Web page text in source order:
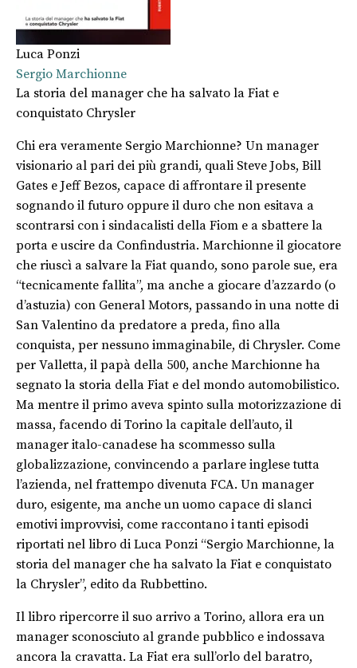
Luca Ponzi
Sergio Marchionne
La storia del manager che ha salvato la Fiat e
conquistato Chrysler
Chi era veramente Sergio Marchionne? Un manager
visionario al pari dei più grandi, quali Steve Jobs, Bill
Gates e Jeff Bezos, capace di affrontare il presente
sognando il futuro oppure il duro che non esitava a
scontrarsi con i sindacalisti della Fiom e a sbattere la
porta e uscire da Confindustria. Marchionne il giocatore
che riuscì a salvare la Fiat quando, sono parole sue, era
“tecnicamente fallita”, ma anche a giocare d’azzardo (o
d’astuzia) con General Motors, passando in una notte di
San Valentino da predatore a preda, fino alla
conquista, per nessuno immaginabile, di Chrysler. Come
per Valletta, il papà della 500, anche Marchionne ha
segnato la storia della Fiat e del mondo automobilistico.
Ma mentre il primo aveva spinto sulla motorizzazione di
massa, facendo di Torino la capitale dell’auto, il
manager italo-canadese ha scommesso sulla
globalizzazione, convincendo a parlare inglese tutta
l’azienda, nel frattempo divenuta FCA. Un manager
duro, esigente, ma anche un uomo capace di slanci
emotivi improvvisi, come raccontano i tanti episodi
riportati nel libro di Luca Ponzi “Sergio Marchionne, la
storia del manager che ha salvato la Fiat e conquistato
la Chrysler”, edito da Rubbettino.
Il libro ripercorre il suo arrivo a Torino, allora era un
manager sconosciuto al grande pubblico e indossava
ancora la cravatta. La Fiat era sull’orlo del baratro,